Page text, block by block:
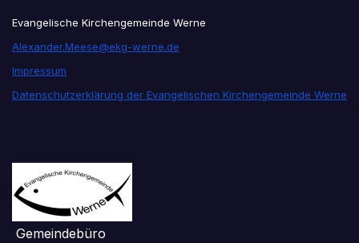
Evangelische Kirchengemeinde Werne
Alexander.Meese@ekg-werne.de
Impressum
Datenschutzerklärung der Evangelischen Kirchengemeinde Werne
Gemeindebüro